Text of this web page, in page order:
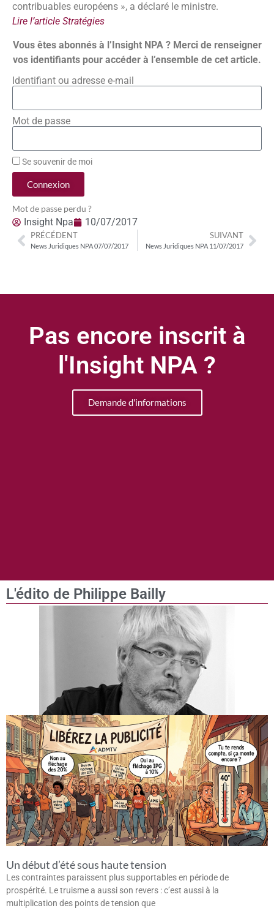
contribuables européens », a déclaré le ministre.
Lire l’article Stratégies
Vous êtes abonnés à l’Insight NPA ? Merci de renseigner
vos identifiants pour accéder à l’ensemble de cet article.
Identifiant ou adresse e-mail
Mot de passe
Se souvenir de moi
Connexion
Mot de passe perdu ?
Insight Npa 10/07/2017
PRÉCÉDENT
News Juridiques NPA 07/07/2017
SUIVANT
News Juridiques NPA 11/07/2017
Pas encore inscrit à
l'Insight NPA ?
Demande d'informations
L'édito de Philippe Bailly
Un début d’été sous haute tension
Les contraintes paraissent plus supportables en période de
prospérité. Le truisme a aussi son revers : c’est aussi à la
multiplication des points de tension que